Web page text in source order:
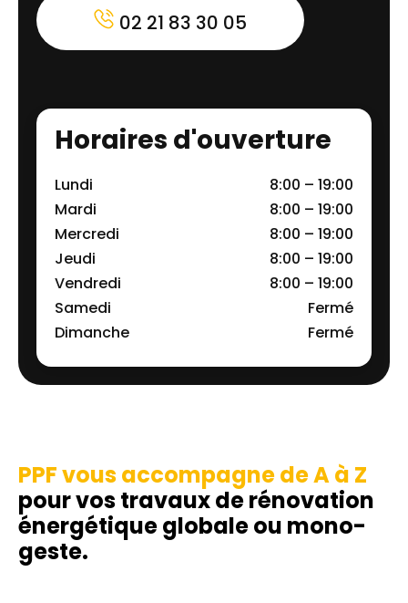
02 21 83 30 05
Horaires d'ouverture
Lundi
8:00 – 19:00
Mardi
8:00 – 19:00
Mercredi
8:00 – 19:00
Jeudi
8:00 – 19:00
Vendredi
8:00 – 19:00
Samedi
Fermé
Dimanche
Fermé
PPF vous accompagne de A à Z
pour vos travaux de rénovation
énergétique globale ou mono-
geste.